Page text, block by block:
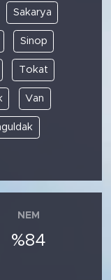
Sakarya
Sinop
Tokat
Van
NEM
%84